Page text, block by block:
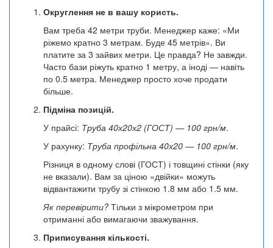
Округлення не в вашу користь.
Вам треба 42 метри труби. Менеджер каже: «Ми
ріжемо кратно 3 метрам. Буде 45 метрів». Ви
платите за 3 зайвих метри. Це правда? Не завжди.
Часто бази ріжуть кратно 1 метру, а іноді — навіть
по 0.5 метра. Менеджер просто хоче продати
більше.
Підміна позицій.
У прайсі: Труба 40х20х2 (ГОСТ) — 100 грн/м.
У рахунку: Труба профільна 40х20 — 100 грн/м.
Різниця в одному слові (ГОСТ) і товщині стінки (яку
не вказали). Вам за ціною «двійки» можуть
відвантажити трубу зі стінкою 1.8 мм або 1.5 мм.
Як перевірити? Тільки з мікрометром при
отриманні або вимагаючи зважування.
Приписування кількості.